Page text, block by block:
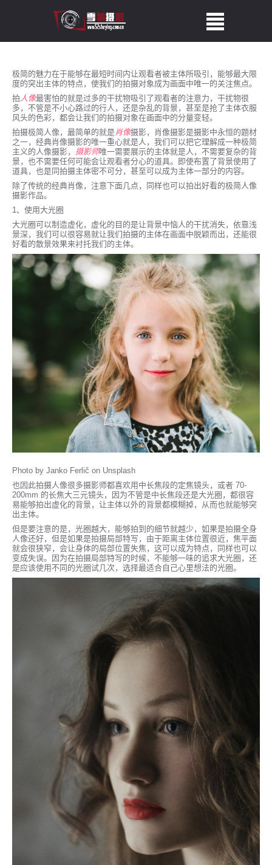
极简的魅力在于能够在最短时间内让观看者被主体所吸引，能够最大限
度的突出主体的特点，使我们的拍摄对象成为画面中唯一的关注焦点。
拍人像最害怕的就是过多的干扰物吸引了观看者的注意力，干扰物很
多，不管是不小心路过的行人，还是杂乱的背景，甚至是抢了主体衣服
风头的色彩，都会让我们的拍摄对象在画面中的分量变轻。
拍摄极简人像，最简单的就是肖像摄影，肖像摄影是摄影中永恒的题材
之一，经典肖像摄影的唯一重心就是人，我们可以把它理解成一种极简
主义的人像摄影， 摄影师唯一需要展示的主体就是人，不需要复杂的背
景，也不需要任何可能会让观看者分心的道具。即使布置了背景使用了
道具，也是同拍摄主体密不可分，甚至可以成为主体一部分的内容。
除了传统的经典肖像，注意下面几点，同样也可以拍出好看的极简人像
摄影作品。
1、使用大光圈
大光圈可以制造虚化，虚化的目的是让背景中恼人的干扰消失，依靠浅
景深，我们可以很容易就让我们拍摄的主体在画面中脱颖而出，还能很
好看的散景效果来衬托我们的主体。
Photo by Janko Ferlič on Unsplash
也因此拍摄人像很多摄影师都喜欢用中长焦段的定焦镜头，或者 70-
200mm 的长焦大三元镜头，因为不管是中长焦段还是大光圈，都很容
易能够拍出虚化的背景，让主体以外的背景都模糊掉，从而也就能够突
出主体。
但是要注意的是，光圈越大，能够拍到的细节就越少，如果是拍摄全身
人像还好，但是如果是拍摄局部特写，由于距离主体位置很近，焦平面
就会很狭窄，会让身体的局部位置失焦，这可以成为特点，同样也可以
变成失误。因为在拍摄局部特写的时候，不能够一味的追求大光圈，还
是应该使用不同的光圈试几次，选择最适合自己心里想法的光圈。